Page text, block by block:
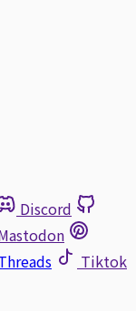
Discord
Tiktok